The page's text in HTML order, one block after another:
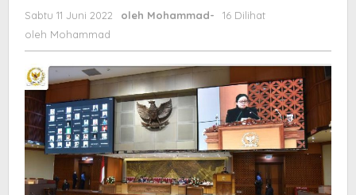
Sabtu 11 Juni 2022 oleh Mohammad-
16 Dilihat
oleh Mohammad